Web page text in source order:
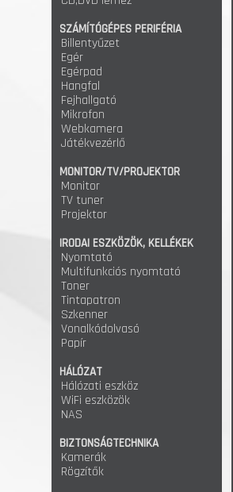
SZÁMÍTÓGÉPES PERIFÉRIA
Billentyűzet
Egér
Egérpad
Hangfal
Fejhallgató
Mikrofon
Webkamera
Játékvezérlő
MONITOR/TV/PROJEKTOR
Monitor
TV tuner
Projektor
IRODAI ESZKÖZÖK, KELLÉKEK
Nyomtató
Multifunkciós nyomtató
Toner
Tintapatron
Szkenner
Vonalkódolvasó
Papír
HÁLÓZAT
Hálózati eszköz
WiFi eszközök
NAS
BIZTONSÁGTECHNIKA
Kamerák
Rögzítők